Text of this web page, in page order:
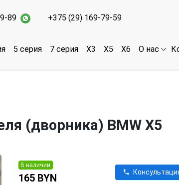
89 +375 (29) 169-79-59
5 серия 7 серия X3 X5 X6 О нас
(дворника) BMW X5
В наличии
165 BYN